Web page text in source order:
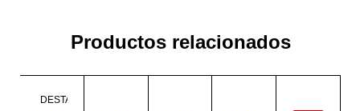
Productos relacionados
DESTACADO